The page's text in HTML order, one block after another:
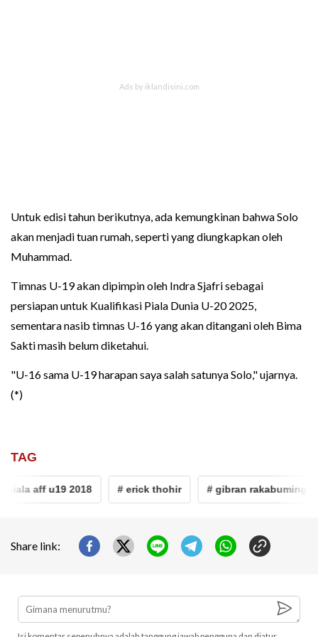
Untuk edisi tahun berikutnya, ada kemungkinan bahwa Solo
akan menjadi tuan rumah, seperti yang diungkapkan oleh
Muhammad.
Timnas U-19 akan dipimpin oleh Indra Sjafri sebagai
persiapan untuk Kualifikasi Piala Dunia U-20 2025,
sementara nasib timnas U-16 yang akan ditangani oleh Bima
Sakti masih belum diketahui.
"U-16 sama U-19 harapan saya salah satunya Solo," ujarnya.
(*)
TAG
aff u19 2018 # erick thohir # gibran rakabuming
Share link: